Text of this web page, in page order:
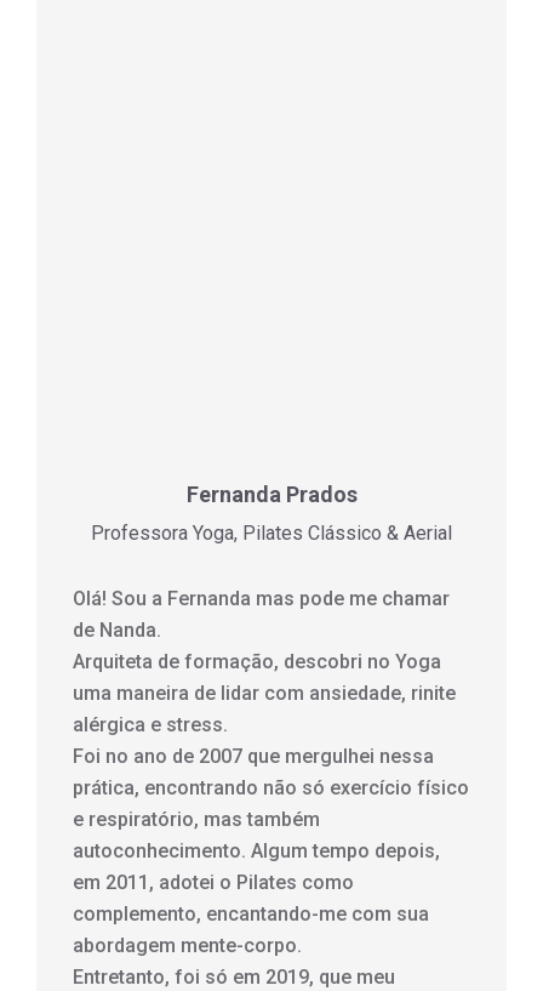
Fernanda Prados
Professora Yoga, Pilates Clássico & Aerial
Olá! Sou a Fernanda mas pode me chamar
de Nanda.
Arquiteta de formação, descobri no Yoga
uma maneira de lidar com ansiedade, rinite
alérgica e stress.
Foi no ano de 2007 que mergulhei nessa
prática, encontrando não só exercício físico
e respiratório, mas também
autoconhecimento. Algum tempo depois,
em 2011, adotei o Pilates como
complemento, encantando-me com sua
abordagem mente-corpo.
Entretanto, foi só em 2019, que meu